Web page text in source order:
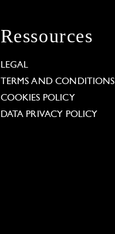
Ressources
LEGAL
TERMS AND CONDITIONS
COOKIES POLICY
DATA PRIVACY POLICY